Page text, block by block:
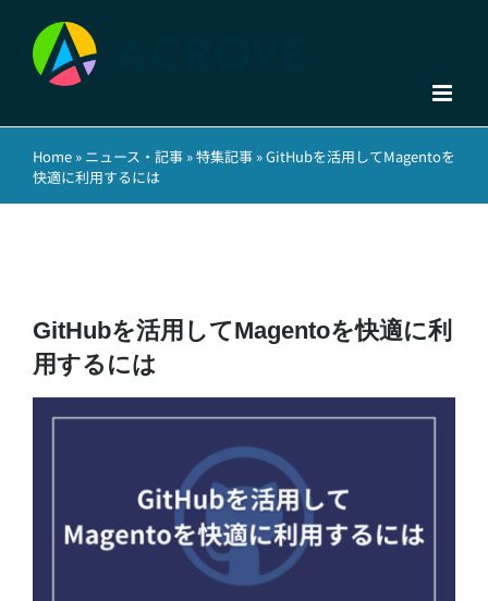
content
Home » ニュース・記事 »特集記事 »GitHubを活用してMagentoを
快適に利用するには
GitHubを活用してMagentoを快適に利
用するには